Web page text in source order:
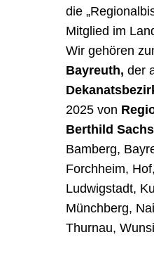
die
Mitglied im
Wir gehören
Bayreuth, der
2025 von
Berthild Sachs
Bamberg,
Forchheim,
Ludwigstadt,
Münchberg,
Thurnau,